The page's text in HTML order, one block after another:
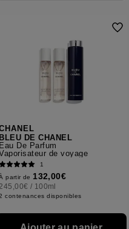
BLEU DE CHANEL
Eau De Parfum
de voyage
1
partir de 132,00€
/ 100ml
contenances disponibles